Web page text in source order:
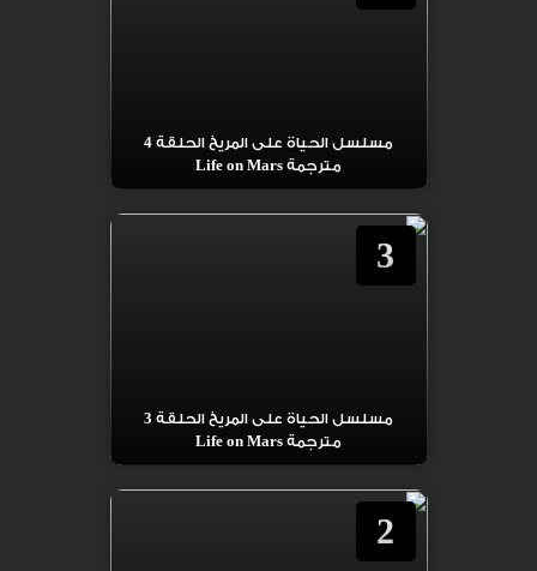
مسلسل الحياة على المريخ الحلقة 4
مترجمة Life on Mars
3
مسلسل الحياة على المريخ الحلقة 3
مترجمة Life on Mars
2